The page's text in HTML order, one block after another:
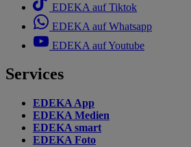
EDEKA auf Tiktok
EDEKA auf Whatsapp
EDEKA auf Youtube
Services
EDEKA App
EDEKA Medien
EDEKA smart
EDEKA Foto